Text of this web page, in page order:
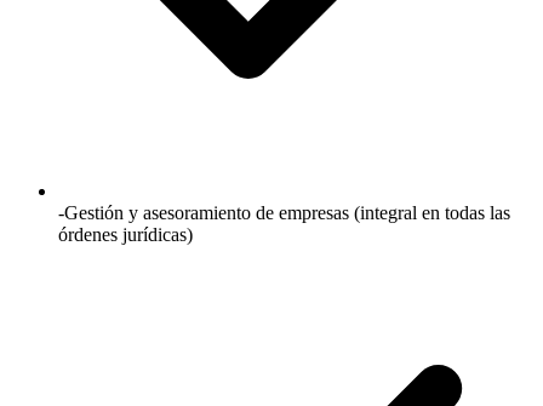
-Gestión y asesoramiento de empresas (integral en todas las
órdenes jurídicas)